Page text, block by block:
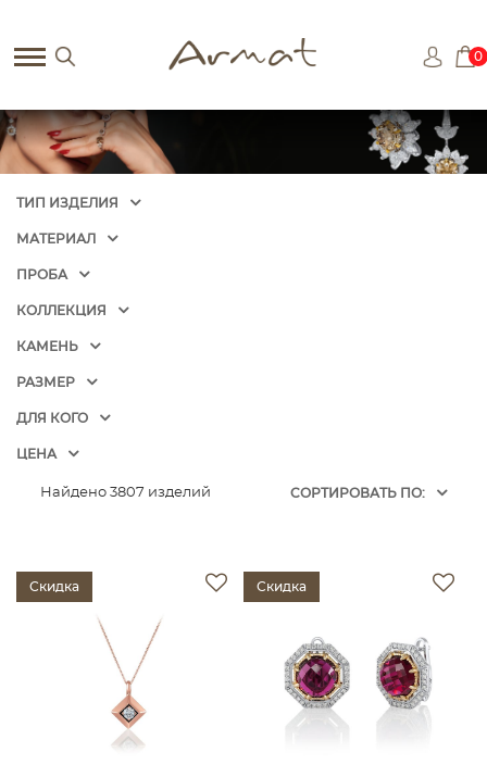
0
ТИП ИЗДЕЛИЯ
МАТЕРИАЛ
ПРОБА
КОЛЛЕКЦИЯ
КАМЕНЬ
РАЗМЕР
ДЛЯ КОГО
ЦЕНА
Найдено 3807 изделий CОРТИРОВАТЬ ПО:
Скидка Скидка